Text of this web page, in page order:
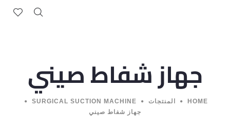
جهاز شفاط صيني
HOME المنتجات
SURGICAL SUCTION MACHINE
جهاز شفاط صيني